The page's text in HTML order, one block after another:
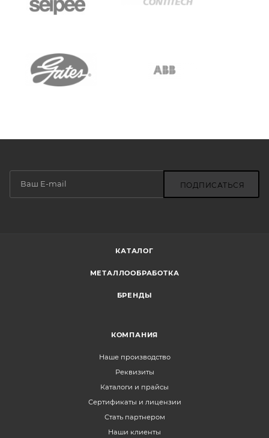
ПОДПИСАТЬСЯ
КАТАЛОГ
МЕТАЛЛООБРАБОТКА
БРЕНДЫ
КОМПАНИЯ
Наше производство
Реквизиты
Каталоги и прайсы
Сертификаты и лицензии
Стать партнером
Наши клиенты